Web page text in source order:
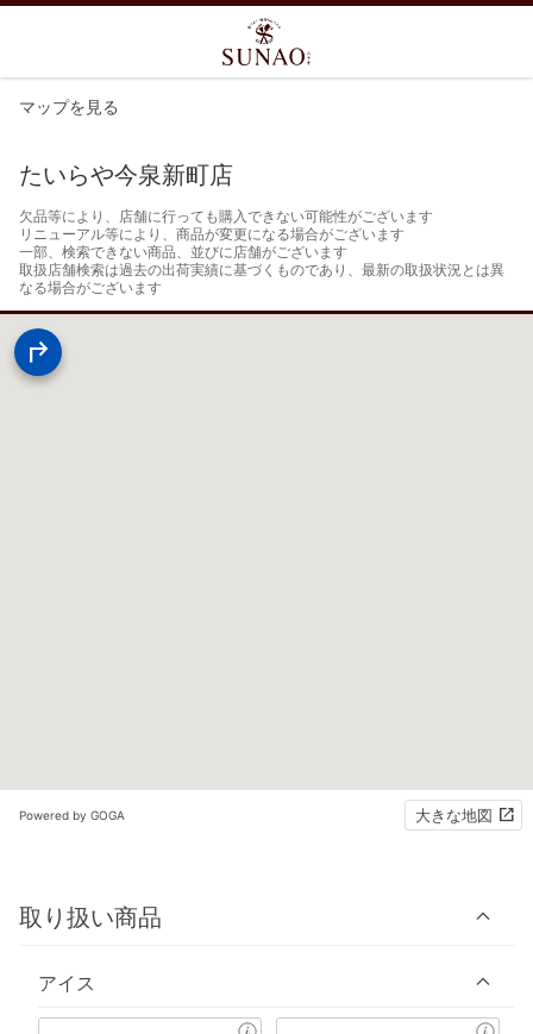
マップを見る
たいらや今泉新町店
欠品等により、店舗に行っても購入できない可能性がございます
リニューアル等により、商品が変更になる場合がございます
一部、検索できない商品、並びに店舗がございます
取扱店舗検索は過去の出荷実績に基づくものであり、最新の取扱状況とは異
なる場合がございます
Powered by GOGA 大きな地図
取り扱い商品
アイス